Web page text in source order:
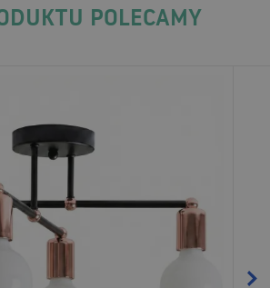
POLECAMY